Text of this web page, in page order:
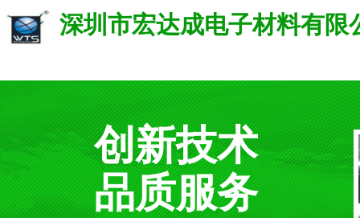
深圳市宏达成电子材料有限
创新技术
品质服务